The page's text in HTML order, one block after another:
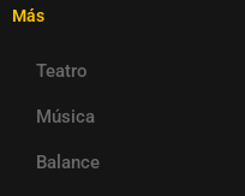
Más
Teatro
Música
Balance